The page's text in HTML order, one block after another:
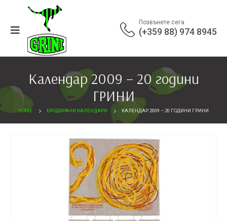
Позвънете сега
(+359 88) 974 8945
Календар 2009 – 20 години
ГРИНИ
HOME БРОДИРАНИ КАЛЕНДАРИ КАЛЕНДАР 2009 – 20 ГОДИНИ ГРИНИ